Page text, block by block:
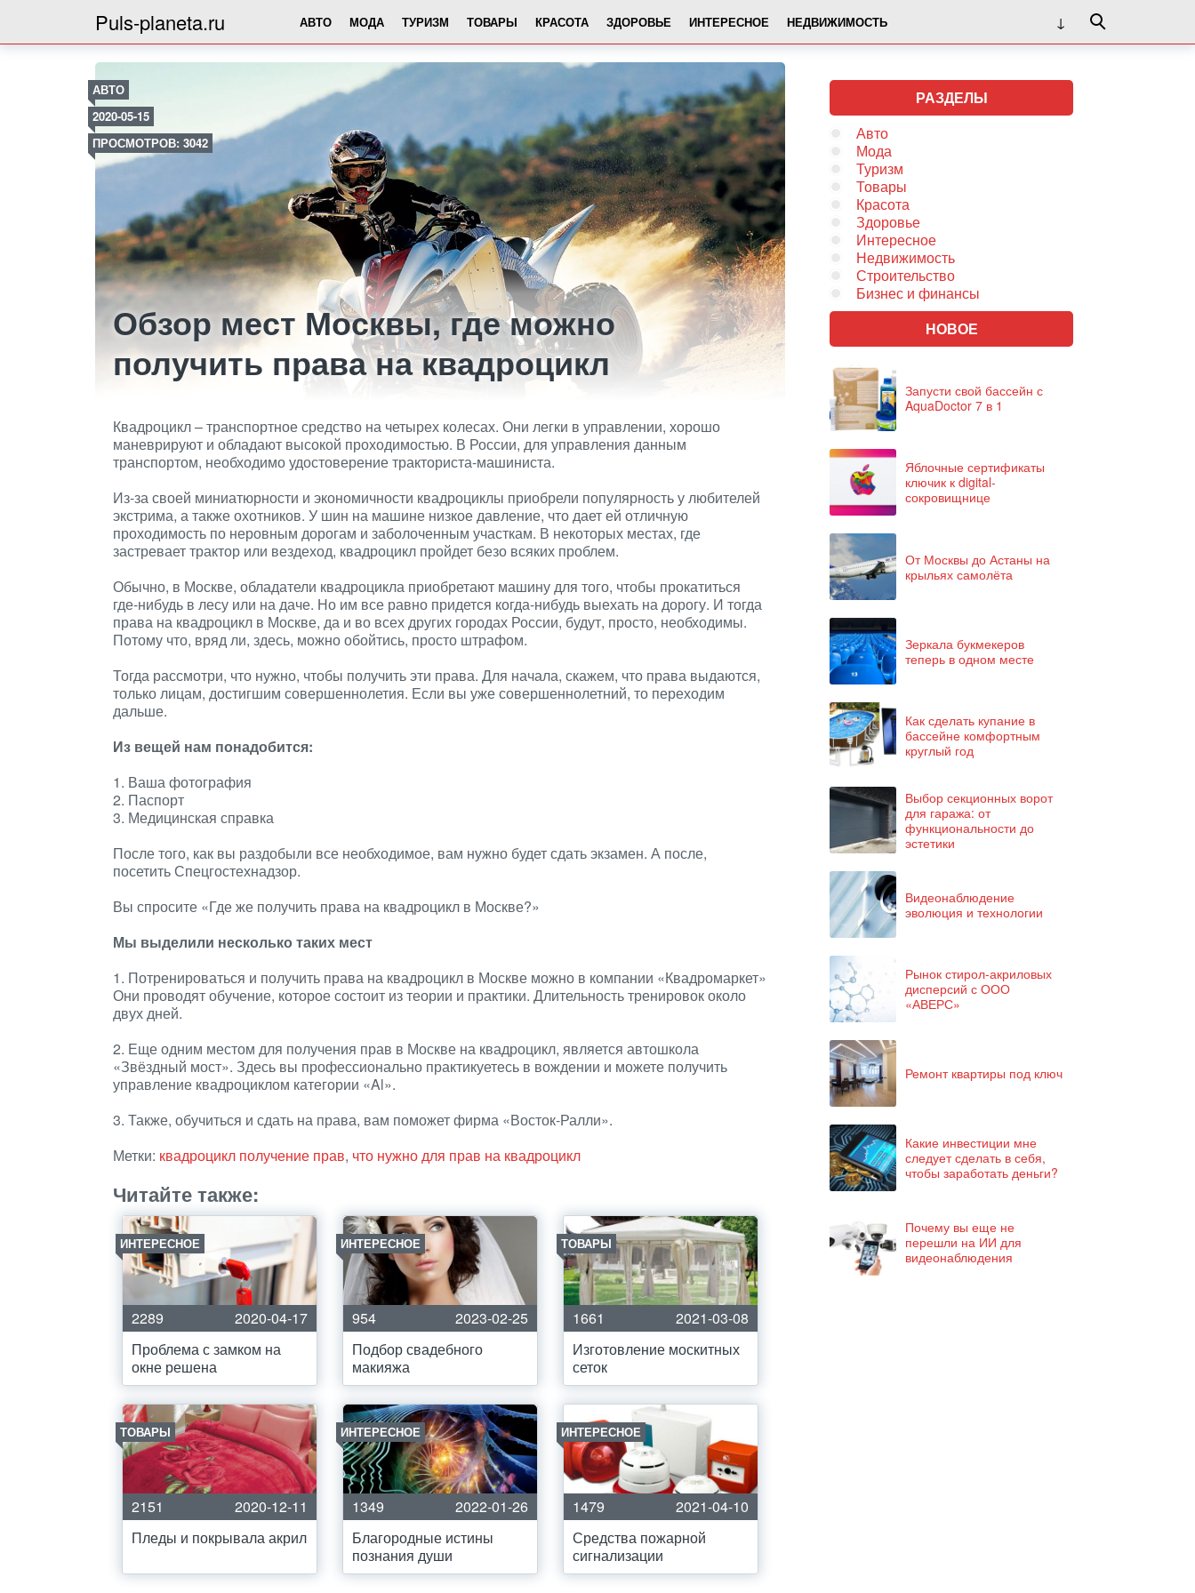
Puls-planeta.ru АВТО МОДА ТУРИЗМ ТОВАРЫ КРАСОТА ЗДОРОВЬЕ ИНТЕРЕСНОЕ НЕДВИЖИМОСТЬ
АВТО
2020-05-15
ПРОСМОТРОВ: 3042
Обзор мест Москвы, где можно
получить права на квадроцикл
Квадроцикл – транспортное средство на четырех колесах. Они легки в управлении, хорошо
маневрируют и обладают высокой проходимостью. В России, для управления данным
транспортом, необходимо удостоверение тракториста-машиниста.
Из-за своей миниатюрности и экономичности квадроциклы приобрели популярность у любителей
экстрима, а также охотников. У шин на машине низкое давление, что дает ей отличную
проходимость по неровным дорогам и заболоченным участкам. В некоторых местах, где
застревает трактор или вездеход, квадроцикл пройдет безо всяких проблем.
Обычно, в Москве, обладатели квадроцикла приобретают машину для того, чтобы прокатиться
где-нибудь в лесу или на даче. Но им все равно придется когда-нибудь выехать на дорогу. И тогда
права на квадроцикл в Москве, да и во всех других городах России, будут, просто, необходимы.
Потому что, вряд ли, здесь, можно обойтись, просто штрафом.
Тогда рассмотри, что нужно, чтобы получить эти права. Для начала, скажем, что права выдаются,
только лицам, достигшим совершеннолетия. Если вы уже совершеннолетний, то переходим
дальше.
Из вещей нам понадобится:
1. Ваша фотография
2. Паспорт
3. Медицинская справка
После того, как вы раздобыли все необходимое, вам нужно будет сдать экзамен. А после,
посетить Спецгостехнадзор.
Вы спросите «Где же получить права на квадроцикл в Москве?»
Мы выделили несколько таких мест
1. Потренироваться и получить права на квадроцикл в Москве можно в компании «Квадромаркет»
Они проводят обучение, которое состоит из теории и практики. Длительность тренировок около
двух дней.
2. Еще одним местом для получения прав в Москве на квадроцикл, является автошкола
«Звёздный мост». Здесь вы профессионально практикуетесь в вождении и можете получить
управление квадроциклом категории «Al».
3. Также, обучиться и сдать на права, вам поможет фирма «Восток-Ралли».
Метки: квадроцикл получение прав, что нужно для прав на квадроцикл
Читайте также:
ИНТЕРЕСНОЕ
2289
2020-04-17
Проблема с замком на
окне решена
ИНТЕРЕСНОЕ
954
2023-02-25
Подбор свадебного
макияжа
ТОВАРЫ
1661
2021-03-08
Изготовление москитных
сеток
ТОВАРЫ
2151
2020-12-11
Пледы и покрывала акрил
ИНТЕРЕСНОЕ
1349
2022-01-26
Благородные истины
познания души
ИНТЕРЕСНОЕ
1479
2021-04-10
Средства пожарной
сигнализации
РАЗДЕЛЫ
Авто
Мода
Туризм
Товары
Красота
Здоровье
Интересное
Недвижимость
Строительство
Бизнес и финансы
НОВОЕ
Запусти свой бассейн с
AquaDoctor 7 в 1
Яблочные сертификаты
ключик к digital-
сокровищнице
От Москвы до Астаны на
крыльях самолёта
Зеркала букмекеров
теперь в одном месте
Как сделать купание в
бассейне комфортным
круглый год
Выбор секционных ворот
для гаража: от
функциональности до
эстетики
Видеонаблюдение
эволюция и технологии
Рынок стирол-акриловых
дисперсий с ООО
«АВЕРС»
Ремонт квартиры под ключ
Какие инвестиции мне
следует сделать в себя,
чтобы заработать деньги?
Почему вы еще не
перешли на ИИ для
видеонаблюдения